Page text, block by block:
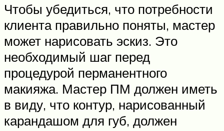
Чтобы убедиться, что потребности
клиента правильно поняты, мастер
может нарисовать эскиз. Это
необходимый шаг перед
процедурой перманентного
макияжа. Мастер ПМ должен иметь
в виду, что контур, нарисованный
карандашом для губ, должен